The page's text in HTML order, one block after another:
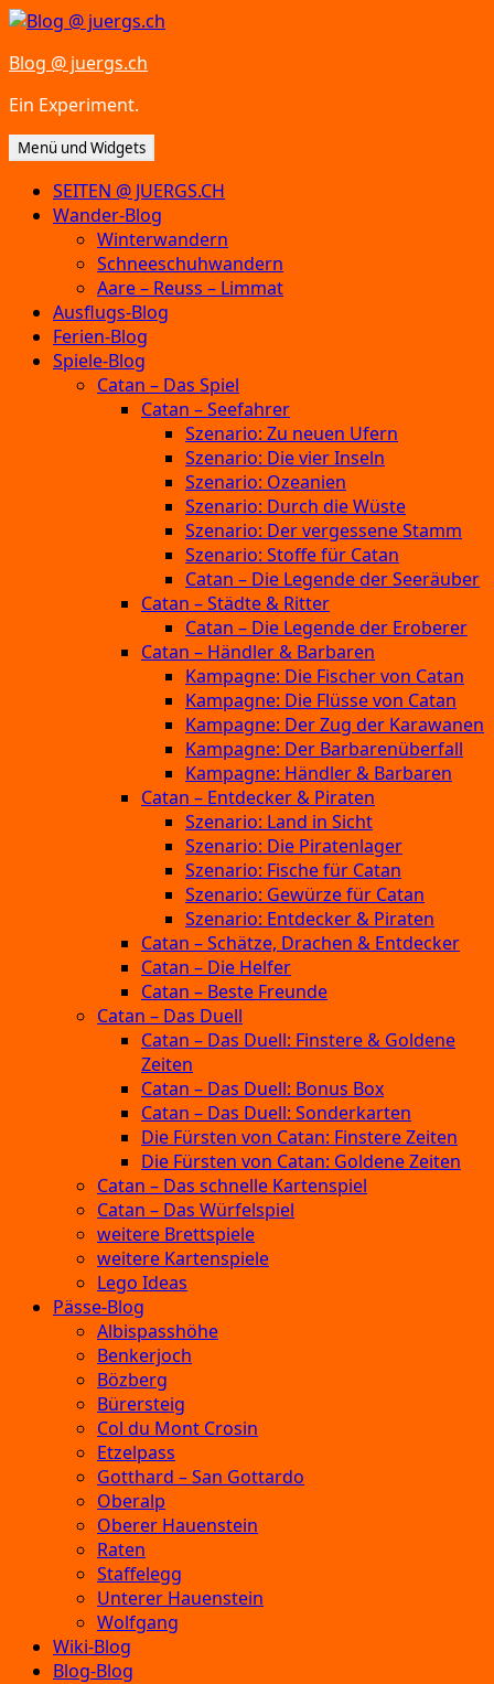
Zum
springen
Blog @ juergs.ch
Ein Experiment.
Menü und Widgets
SEITEN @ JUERGS.CH
Wander-Blog
Winterwandern
Schneeschuhwandern
Aare – Reuss – Limmat
Ausflugs-Blog
Ferien-Blog
Spiele-Blog
Catan – Das Spiel
Catan – Seefahrer
Szenario: Zu neuen Ufern
Szenario: Die vier Inseln
Szenario: Ozeanien
Szenario: Durch die Wüste
Szenario: Der vergessene Stamm
Szenario: Stoffe für Catan
Catan – Die Legende der Seeräuber
Catan – Städte & Ritter
Catan – Die Legende der Eroberer
Catan – Händler & Barbaren
Kampagne: Die Fischer von Catan
Kampagne: Die Flüsse von Catan
Kampagne: Der Zug der Karawanen
Kampagne: Der Barbarenüberfall
Kampagne: Händler & Barbaren
Catan – Entdecker & Piraten
Szenario: Land in Sicht
Szenario: Die Piratenlager
Szenario: Fische für Catan
Szenario: Gewürze für Catan
Szenario: Entdecker & Piraten
Catan – Schätze, Drachen & Entdecker
Catan – Die Helfer
Catan – Beste Freunde
Catan – Das Duell
Catan – Das Duell: Finstere & Goldene
Zeiten
Catan – Das Duell: Bonus Box
Catan – Das Duell: Sonderkarten
Die Fürsten von Catan: Finstere Zeiten
Die Fürsten von Catan: Goldene Zeiten
Catan – Das schnelle Kartenspiel
Catan – Das Würfelspiel
weitere Brettspiele
weitere Kartenspiele
Lego Ideas
Pässe-Blog
Albispasshöhe
Benkerjoch
Bözberg
Bürersteig
Col du Mont Crosin
Etzelpass
Gotthard – San Gottardo
Oberalp
Oberer Hauenstein
Raten
Staffelegg
Unterer Hauenstein
Wolfgang
Wiki-Blog
Blog-Blog